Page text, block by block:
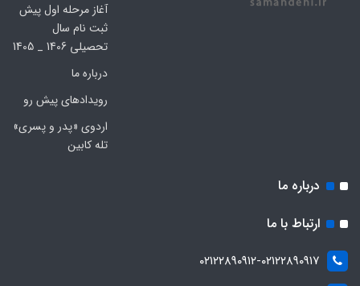
آغاز مرحله اول پیش
ثبت نام سال
تحصیلی 1406 _ 1405
درباره ما
رویدادهای پیش رو
اردوی «پدر و پسری»
تله کابین
درباره ما
ارتباط با ما
۰۲۱۲۲۸۹۰۹۱۲-۰۲۱۲۲۸۹۰۹۱۷